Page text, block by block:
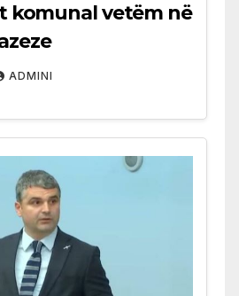
komunal vetëm në
ADMINI